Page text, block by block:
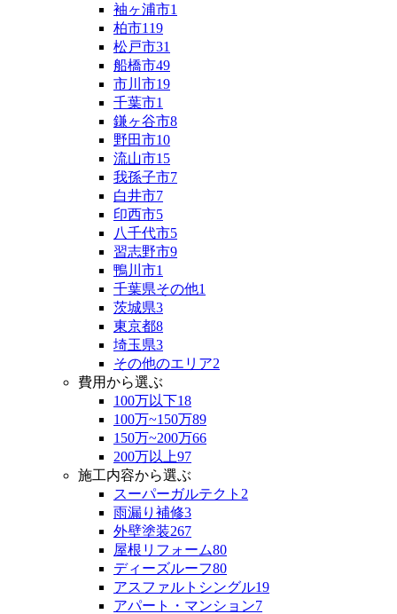
袖ヶ浦市1
柏市119
松戸市31
船橋市49
市川市19
千葉市1
鎌ヶ谷市8
野田市10
流山市15
我孫子市7
白井市7
印西市5
八千代市5
習志野市9
鴨川市1
千葉県その他1
茨城県3
東京都8
埼玉県3
その他のエリア2
費用から選ぶ
100万以下18
100万~150万89
150万~200万66
200万以上97
施工内容から選ぶ
スーパーガルテクト 2
雨漏り補修3
外壁塗装267
屋根リフォーム80
ディーズルーフ80
アスファルトシングル19
アパート・マンション7